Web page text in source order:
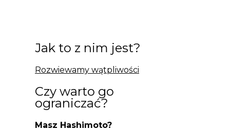
Jak to z nim jest?
Rozwiewamy wątpliwości
Czy warto go
ograniczać?
Masz Hashimoto?